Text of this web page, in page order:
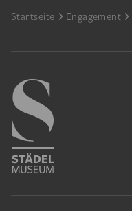
Footer
Startseite Engagement